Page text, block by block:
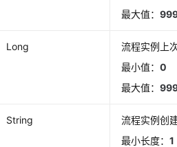
最大值：
Long
流程实例上
最小值：0
最大值：
String
流程实例创
最小长度：1